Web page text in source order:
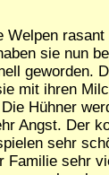
Welpen
sie nun
geworden.
mit ihren
Hühner
Angst. Der
sehr
sehr